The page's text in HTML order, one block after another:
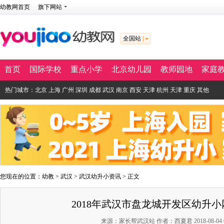
幼教网首页 旗下网站
全国站
首页 国际学校 重点小学 北京幼儿园 教师园地 家庭
热门城市： 北京 上海 广州 深圳 成都 武汉 南京 西安 天津 杭州 天津 重庆 其他
您现在的位置： 幼教 > 武汉 > 武汉幼升小资讯 > 正文
2018年武汉市盘龙城开发区幼升
来源：家长帮武汉站 作者：西夏君 2018-08-04